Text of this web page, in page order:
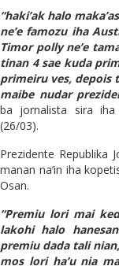
“haki’ak halo
ne’e famozu iha
Timor polly ne’e
tinan 4 sae kuda
primeiru ves, depois
maibe nudar
ba jornalista sira iha
(26/03).
Prezidente Republika
manan na’in iha
Osan.
“Premiu lori mai
lakohi halo
premiu dada tali
mos lori ha’u nia